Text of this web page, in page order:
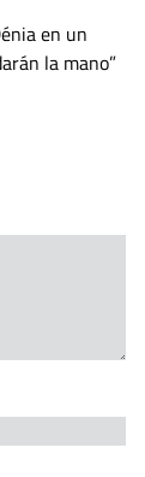
en un
la mano